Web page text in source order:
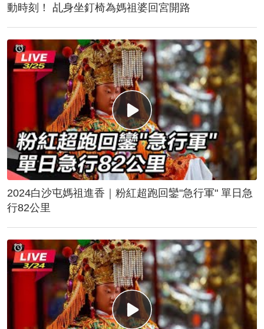
動時刻！ 乩身坐釘椅為媽祖婆回宮開路
2024白沙屯媽祖進香｜粉紅超跑回鑾"急行軍" 單日急
行82公里